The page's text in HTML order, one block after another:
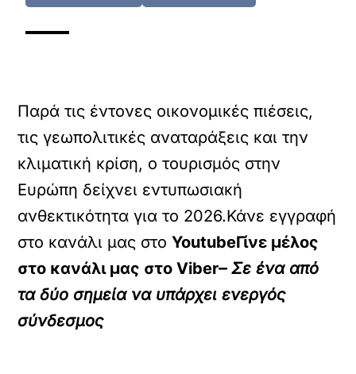
Παρά τις έντονες οικονομικές πιέσεις,
τις γεωπολιτικές αναταράξεις και την
κλιματική κρίση, ο τουρισμός στην
Ευρώπη δείχνει εντυπωσιακή
ανθεκτικότητα για το 2026.Κάνε εγγραφή
στο κανάλι μας στοYoutubeΓίνε μέλος
στο κανάλι μας στοViber– Σε ένα από
τα δύο σημεία να υπάρχει ενεργός
σύνδεσμος